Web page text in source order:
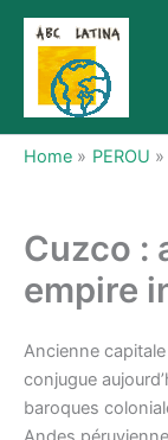
Skip
content
Home PEROU
Cuzco :
empire
Ancienne
conjugue
baroques